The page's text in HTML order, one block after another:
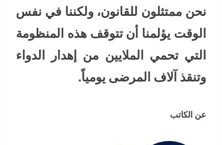
نحن ممتثلون للقانون، ولكننا في نفس
الوقت يؤلمنا أن تتوقف هذه المنظومة
التي تحمي الملايين من إهدار الدواء
وتنقذ آلاف المرضى يومياً.
عن الكاتب